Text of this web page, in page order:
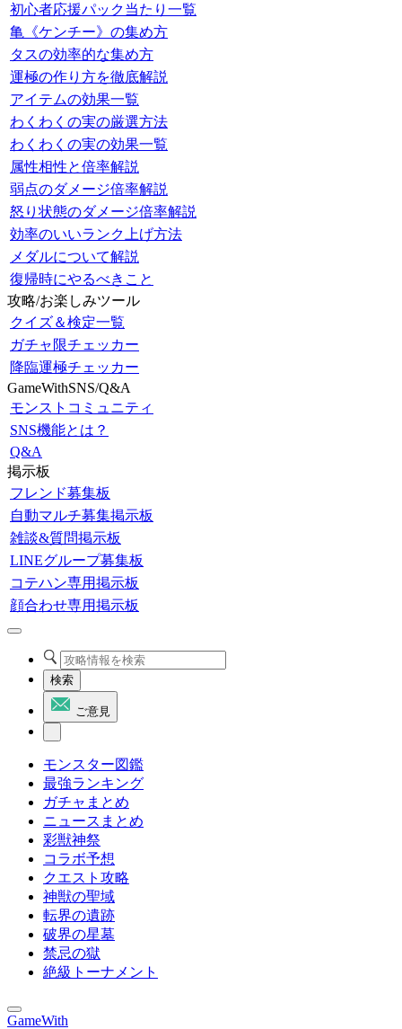
初心者応援パック当たり一覧
亀《ケンチー》の集め方
タスの効率的な集め方
運極の作り方を徹底解説
アイテムの効果一覧
わくわくの実の厳選方法
わくわくの実の効果一覧
属性相性と倍率解説
弱点のダメージ倍率解説
怒り状態のダメージ倍率解説
効率のいいランク上げ方法
メダルについて解説
復帰時にやるべきこと
攻略/お楽しみツール
クイズ＆検定一覧
ガチャ限チェッカー
降臨運極チェッカー
GameWithSNS/Q&A
モンストコミュニティ
SNS機能とは？
Q&A
掲示板
フレンド募集板
自動マルチ募集掲示板
雑談&質問掲示板
LINEグループ募集板
コテハン専用掲示板
顔合わせ専用掲示板
検索
ご意見
モンスター図鑑
最強ランキング
ガチャまとめ
ニュースまとめ
彩獣神祭
コラボ予想
クエスト攻略
神獣の聖域
転界の遺跡
破界の星墓
禁忌の獄
絶級トーナメント
GameWith